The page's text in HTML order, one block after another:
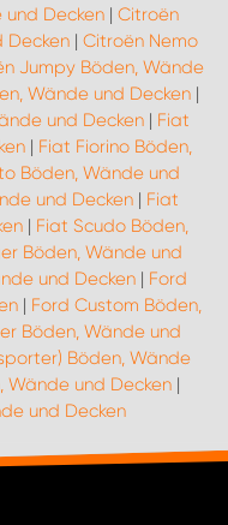
Decken| Citroën
Decken| Citroën Nemo
Jumpy Böden, Wände
Wände und Decken|
und Decken| Fiat
| Fiat Fiorino Böden,
Böden, Wände und
und Decken| Fiat
| Fiat Scudo Böden,
Böden, Wände und
und Decken| Ford
| Ford Custom Böden,
Böden, Wände und
Böden, Wände
Wände und Decken|
und Decken